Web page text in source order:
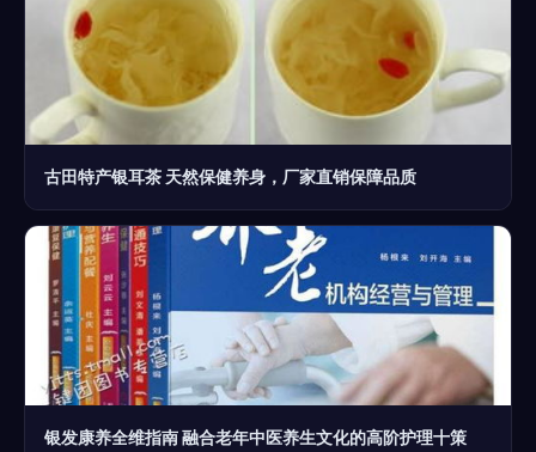
古田特产银耳茶 天然保健养身，厂家直销保障品质
银发康养全维指南 融合老年中医养生文化的高阶护理十策